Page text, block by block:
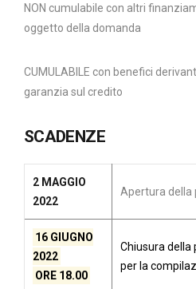
NON cumulabile con altri
oggetto della domanda
CUMULABILE con benefici
garanzia sul credito
SCADENZE
2 MAGGIO
2022
Apertura della
16 GIUGNO
2022
ORE 18.00
Chiusura
per la